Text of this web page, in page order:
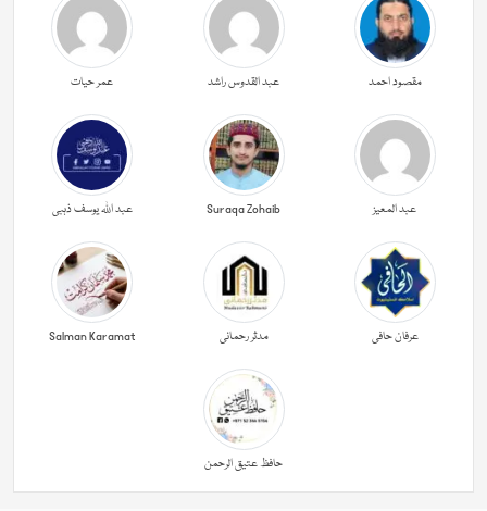
مقصود احمد عبد القدوس راشد عمر حیات
عبد المعیز Suraqa Zohaib عبد اللہ یوسف ذہبی
عرفان حافی مدثر رحمانی Salman Karamat
حافظ عتیق الرحمن